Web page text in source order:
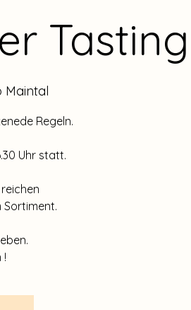
Tasting
Maintal
Regeln.
Uhr statt.
Sortiment.